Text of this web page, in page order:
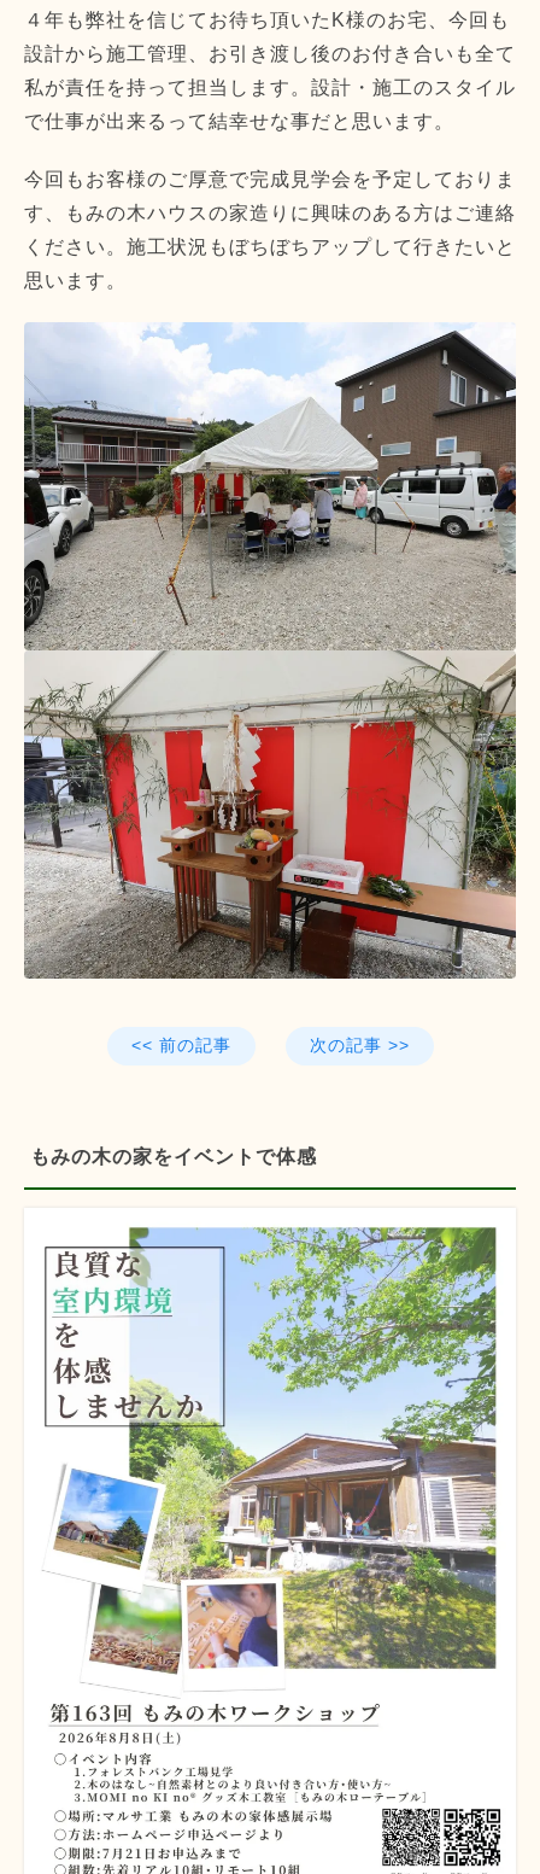
４年も弊社を信じてお待ち頂いたK様のお宅、今回も
設計から施工管理、お引き渡し後のお付き合いも全て
私が責任を持って担当します。設計・施工のスタイル
で仕事が出来るって結幸せな事だと思います。
今回もお客様のご厚意で完成見学会を予定しておりま
す、もみの木ハウスの家造りに興味のある方はご連絡
ください。施工状況もぼちぼちアップして行きたいと
思います。
<< 前の記事 次の記事 >>
もみの木の家をイベントで体感